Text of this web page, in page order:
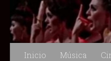
Inicio Música